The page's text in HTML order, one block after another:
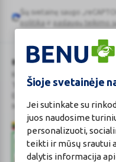
Šioje svetainėje
Jei sutinkate su
juos naudosime
personalizuoti,
teikti ir mūsų srautui
dalytis informacija
Google
Šią svetainę saugo
politikair paslaugų teikimo
BENU Vaistinė Lietuva, UAB
Kauno r. sav., Karmėlavos sen.,
Tel. +370 37 225 522
Maisto tvarkymo subjektų